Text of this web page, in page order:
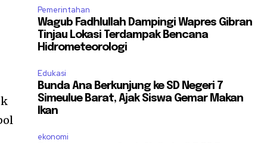
Pemerintahan
Wagub Fadhlullah Dampingi Wapres Gibran
Tinjau Lokasi Terdampak Bencana
Hidrometeorologi
Edukasi
Bunda Ana Berkunjung ke SD Negeri 7
Simeulue Barat, Ajak Siswa Gemar Makan
Ikan
ekonomi